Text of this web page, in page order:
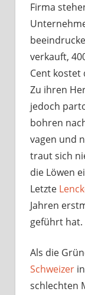
Firma
verkauft,
Cent kostet
Zu ihren
jedoch
bohren
vagen und
traut sich
die Löwen
Letzte
Jahren
geführt hat.
Als die
Schweizer
schlechten